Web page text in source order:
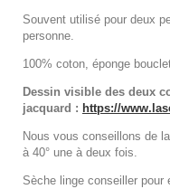
Souvent utilisé pour deux
personne.
100% coton, éponge
Dessin visible des deux
jacquard : https://
Nous vous conseillons de
à 40° une à deux fois.
Sèche linge conseiller